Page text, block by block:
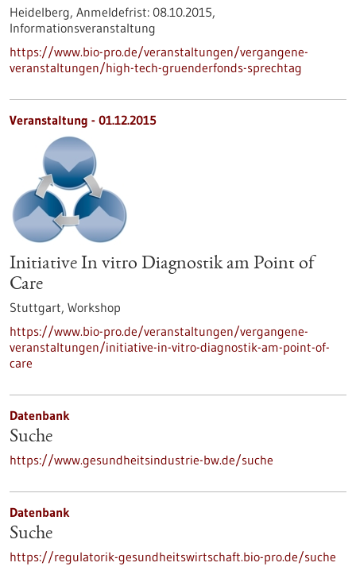
Heidelberg, Anmeldefrist: 08.10.2015,
Informationsveranstaltung
https://www.bio-pro.de/veranstaltungen/vergangene-
veranstaltungen/high-tech-gruenderfonds-sprechtag
Veranstaltung - 01.12.2015
Initiative In vitro Diagnostik am Point of
Care
Stuttgart, Workshop
https://www.bio-pro.de/veranstaltungen/vergangene-
veranstaltungen/initiative-in-vitro-diagnostik-am-point-of-
care
Datenbank
Suche
https://www.gesundheitsindustrie-bw.de/suche
Datenbank
Suche
https://regulatorik-gesundheitswirtschaft.bio-pro.de/suche